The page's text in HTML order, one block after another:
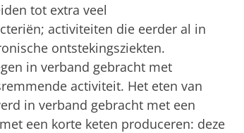
tot extra veel
activiteiten die eerder al in
ontstekingsziekten.
in verband gebracht met
activiteit. Het eten van
in verband gebracht met een
een korte keten produceren: deze